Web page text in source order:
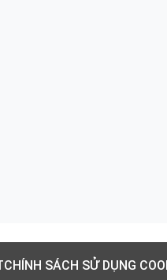
CHÍNH SÁCH SỬ DỤNG